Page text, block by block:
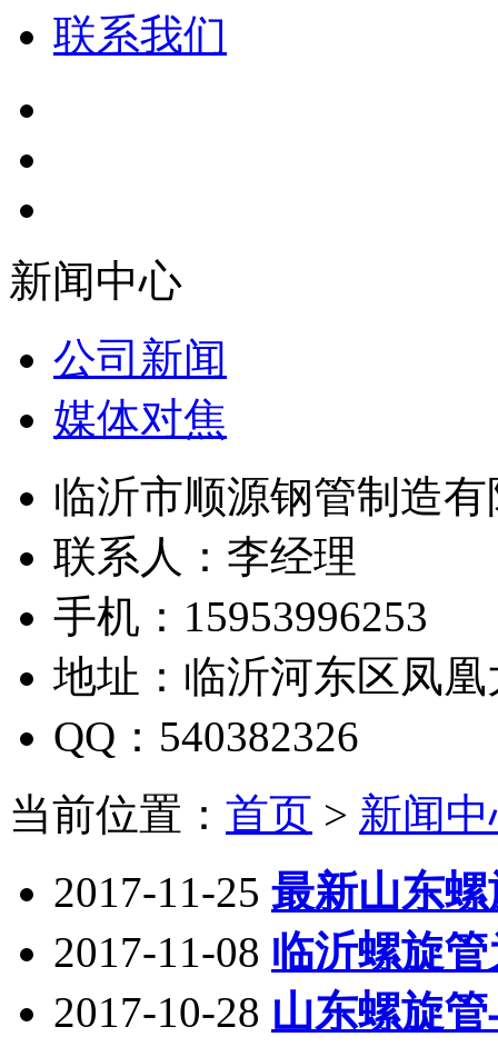
联系我们
新闻中心
公司新闻
媒体对焦
临沂市顺源钢管制造
联系人：李经理
手机：15953996253
地址：临沂河东区凤凰
QQ：540382326
当前位置： 首页 > 新闻
2017-11-25 最新山东
2017-11-08 临沂螺旋
2017-10-28 山东螺旋